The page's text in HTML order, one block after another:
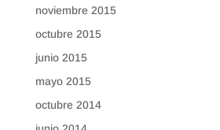
noviembre 2015
octubre 2015
junio 2015
mayo 2015
octubre 2014